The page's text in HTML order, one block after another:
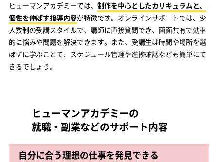
ヒューマンアカデミーでは、 制作を中心としたカリキュラムと、
個性を伸ばす指導内容が特徴です。オンラインサポートでは、少
人数制の受講スタイルで、講師に直接質問でき、画面共有で効率
的に悩みや問題を解決できます。また、受講生は時間や場所を選
ばずに学ぶことで、スケジュール管理や進捗確認なども簡単にで
きるでしょう。
ヒューマンアカデミーの
就職・副業などのサポート内容
自分に合う理想の仕事を発見できる